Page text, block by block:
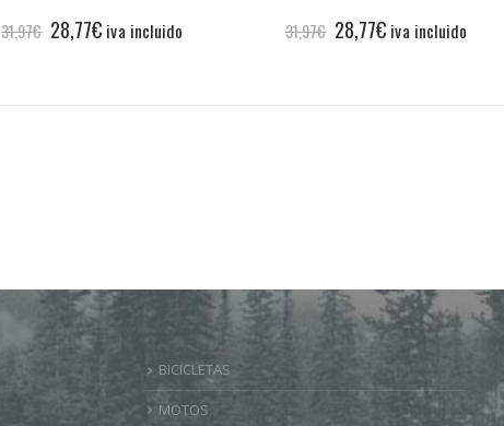
31,97€ El
precio
31,97€.
28,77€El
28,77€.
iva incluido 31,97€ El
precio
31,97€.
28,77€El
28,77€.
iva incluido
BICICLETAS
MOTOS